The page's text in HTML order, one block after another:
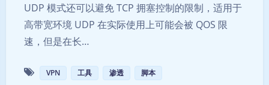
UDP 模式还可以避免 TCP 拥塞控制的限制，适用于
高带宽环境 UDP 在实际使用上可能会被 QOS 限
速，但是在长…
VPN 工具 渗透 脚本